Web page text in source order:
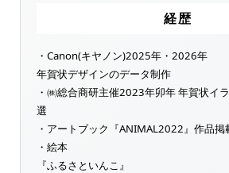
経歴
・Canon(キヤノン)2025年・2026年
年賀状デザインのデータ制作
・㈱総合商研主催2023年卯年 年賀状イ
選
・アートブック『ANIMAL2022』作品掲
・絵本
『ふるさといんこ』